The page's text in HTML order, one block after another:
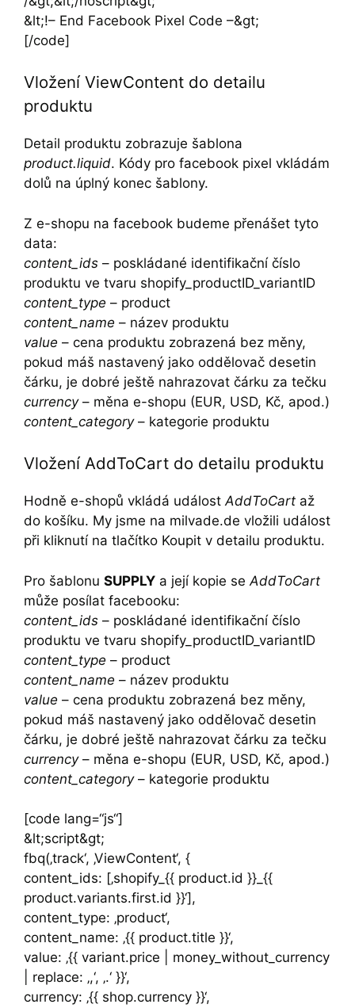
&lt;!– End Facebook Pixel Code –&gt;
[/code]
Vložení ViewContent do detailu
produktu
Detail produktu zobrazuje šablona
product.liquid. Kódy pro facebook pixel vkládám
dolů na úplný konec šablony.
Z e-shopu na facebook budeme přenášet tyto
data:
content_ids – poskládané identifikační číslo
produktu ve tvaru shopify_productID_variantID
content_type – product
content_name – název produktu
value – cena produktu zobrazená bez měny,
pokud máš nastavený jako oddělovač desetin
čárku, je dobré ještě nahrazovat čárku za tečku
currency– měna e-shopu (EUR, USD, Kč, apod.)
content_category– kategorie produktu
Vložení AddToCart do detailu produktu
Hodně e-shopů vkládá událostAddToCart až
do košíku. My jsme na milvade.de vložili událost
při kliknutí na tlačítko Koupit v detailu produktu.
Pro šablonu SUPPLY a její kopie se AddToCart
může posílat facebooku:
content_ids – poskládané identifikační číslo
produktu ve tvaru shopify_productID_variantID
content_type – product
content_name – název produktu
value – cena produktu zobrazená bez měny,
pokud máš nastavený jako oddělovač desetin
čárku, je dobré ještě nahrazovat čárku za tečku
currency– měna e-shopu (EUR, USD, Kč, apod.)
content_category– kategorie produktu
[code lang=“js“]
&lt;script&gt;
fbq(‚track‘, ‚ViewContent‘, {
content_ids: [‚shopify_{{ product.id }}_{{
product.variants.first.id }}‘],
content_type: ‚product‘,
content_name: ‚{{ product.title }}‘,
value: ‚{{ variant.price | money_without_currency
| replace: ‚,‘, ‚.‘ }}‘,
currency: ‚{{ shop.currency }}‘,